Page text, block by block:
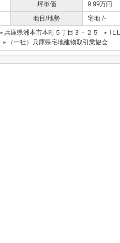
坪単価
9.99万円
地目/地勢 宅地 /-
兵庫県洲本市本町５丁目３－２５
（一社）兵庫県宅地建物取引業協会